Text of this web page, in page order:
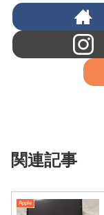
関連記事
Apple